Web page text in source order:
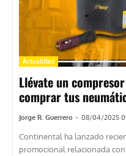
Actualidad
Llévate un
comprar tus
Jorge R. Guerrero - 08/04/2025
Continental ha lanzado
promocional relacionada